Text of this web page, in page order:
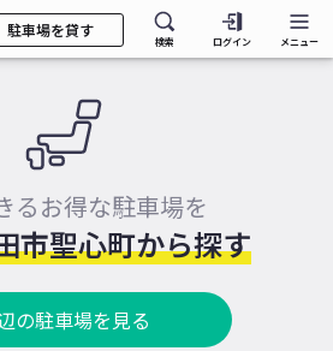
駐車場を貸す
検索 ログイン メニュー
るお得な駐車場を
市聖心町から探す
の駐車場を見る